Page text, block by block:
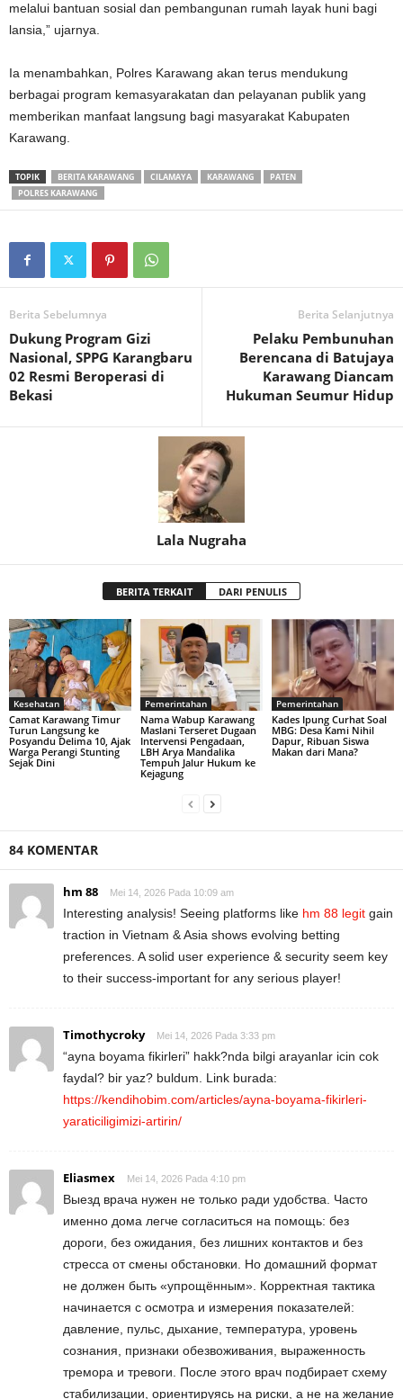
melalui bantuan sosial dan pembangunan rumah layak huni bagi
lansia,” ujarnya.
‎Ia menambahkan, Polres Karawang akan terus mendukung
berbagai program kemasyarakatan dan pelayanan publik yang
memberikan manfaat langsung bagi masyarakat Kabupaten
Karawang.
TOPIK BERITA KARAWANG CILAMAYA KARAWANG
PATEN
POLRES KARAWANG
Berita Sebelumnya
Dukung Program Gizi
Nasional, SPPG Karangbaru
02 Resmi Beroperasi di
Bekasi
Berita Selanjutnya
Pelaku Pembunuhan
Berencana di Batujaya
Karawang Diancam
Hukuman Seumur Hidup
Lala Nugraha
BERITA TERKAIT DARI PENULIS
Kesehatan
Camat Karawang Timur
Turun Langsung ke
Posyandu Delima 10, Ajak
Warga Perangi Stunting
Sejak Dini
Pemerintahan
Nama Wabup Karawang
Maslani Terseret Dugaan
Intervensi Pengadaan,
LBH Arya Mandalika
Tempuh Jalur Hukum ke
Kejagung
Pemerintahan
Kades Ipung Curhat Soal
MBG: Desa Kami Nihil
Dapur, Ribuan Siswa
Makan dari Mana?
84 KOMENTAR
hm 88 Mei 14, 2026 Pada 10:09 am
Interesting analysis! Seeing platforms like hm 88 legit gain
traction in Vietnam & Asia shows evolving betting
preferences. A solid user experience & security seem key
to their success-important for any serious player!
Timothycroky Mei 14, 2026 Pada 3:33 pm
“ayna boyama fikirleri” hakk?nda bilgi arayanlar icin cok
faydal? bir yaz? buldum. Link burada:
https://kendihobim.com/articles/ayna-boyama-fikirleri-
yaraticiligimizi-artirin/
Eliasmex Mei 14, 2026 Pada 4:10 pm
Выезд врача нужен не только ради удобства. Часто
именно дома легче согласиться на помощь: без
дороги, без ожидания, без лишних контактов и без
стресса от смены обстановки. Но домашний формат
не должен быть «упрощённым». Корректная тактика
начинается с осмотра и измерения показателей:
давление, пульс, дыхание, температура, уровень
сознания, признаки обезвоживания, выраженность
тремора и тревоги. После этого врач подбирает схему
стабилизации, ориентируясь на риски, а не на желание